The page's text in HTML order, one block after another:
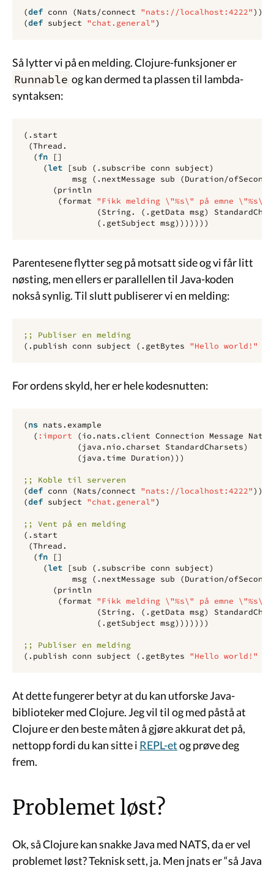
(def conn ( Nats/connect "nats://localhost:4222" ))
(def subject "chat.general" )
Så lytter vi på en melding. Clojure-funksjoner er
Runnable og kan dermed ta plassen til lambda-
syntaksen:
( .start
(Thread.
( fn
[]
( let [sub ( .subscribe conn subject)
msg
( .nextMessage sub ( Duration/ofSeconds
( println
( format
"Fikk melding \"%s\" på emne
( String. ( .getData msg)
( .getSubject msg)))))))
Parentesene flytter seg på motsatt side og vi får litt
nøsting, men ellers er parallellen til Java-koden
nokså synlig. Til slutt publiserer vi en melding:
;; Publiser en melding
( .publish conn subject ( .getBytes "Hello world!"
For ordens skyld, her er hele kodesnutten:
( ns nats.example
( :import ( io.nats.client Connection Message Nats
( java.nio.charset StandardCharsets)
( java.time Duration)))
;; Koble til serveren
(def conn ( Nats/connect "nats://localhost:4222" ))
(def subject "chat.general" )
;; Vent på en melding
( .start
(Thread.
( fn
[]
( let [sub ( .subscribe conn subject)
msg
( .nextMessage sub ( Duration/ofSeconds
( println
( format
"Fikk melding \"%s\" på emne
( String. ( .getData msg)
( .getSubject msg)))))))
;; Publiser en melding
( .publish conn subject ( .getBytes "Hello world!"
At dette fungerer betyr at du kan utforske Java-
biblioteker med Clojure. Jeg vil til og med påstå at
Clojure er den beste måten å gjøre akkurat det på,
nettopp fordi du kan sitte i REPL-etog prøve deg
frem.
Problemet løst?
Ok, så Clojure kan snakke Java med NATS, da er vel
problemet løst? Teknisk sett, ja. Men jnats er “så Java